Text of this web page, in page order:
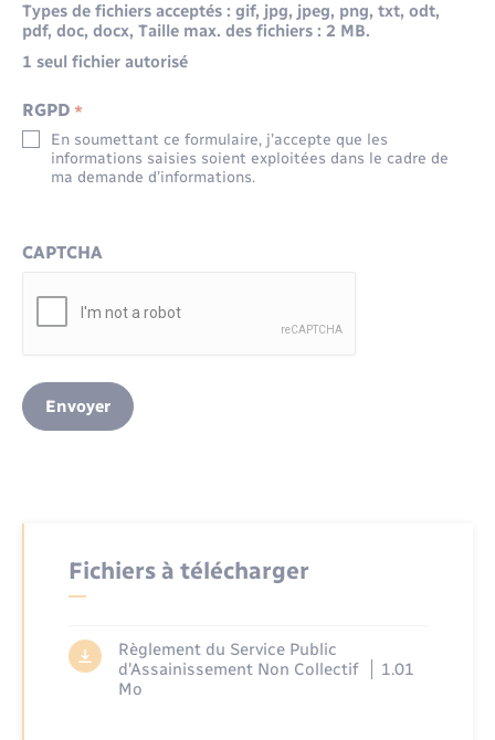
Types de fichiers acceptés : gif, jpg, jpeg, png, txt, odt,
pdf, doc, docx, Taille max. des fichiers : 2 MB.
1 seul fichier autorisé
RGPD *
En soumettant ce formulaire, j’accepte que les
informations saisies soient exploitées dans le cadre de
ma demande d’informations.
CAPTCHA
Envoyer
Fichiers à télécharger
Règlement du Service Public
d'Assainissement Non Collectif
1.01
Mo